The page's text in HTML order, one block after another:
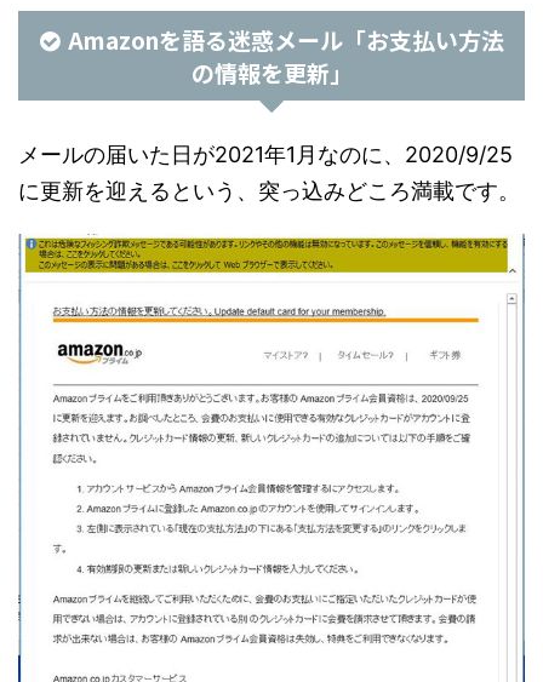
Amazonを語る迷惑メール「お支払い方法
の情報を更新」
メールの届いた日が2021年1月なのに、2020/9/25
に更新を迎えるという、突っ込みどころ満載です。